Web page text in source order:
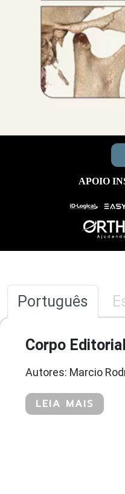
APOIO
Português
Corpo Editorial
Autores: Marcio
LEIA MAIS